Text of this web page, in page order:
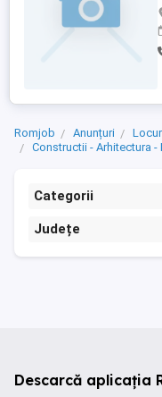
Romjob Anunțuri
Constructii - Arhitectura -
Categorii
Județe
Descarcă aplicația